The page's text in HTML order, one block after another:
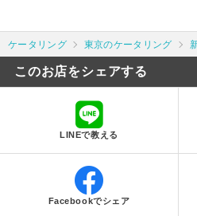
ケータリング 東京のケータリング
このお店をシェアする
LINEで教える
Facebookでシェア